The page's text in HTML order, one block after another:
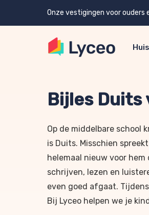
Onze vestigingen voor ouders
Bijles Duits
Op de middelbare school
is Duits. Misschien
helemaal nieuw voor
schrijven, lezen en
even goed afgaat.
Bij Lyceo helpen we je